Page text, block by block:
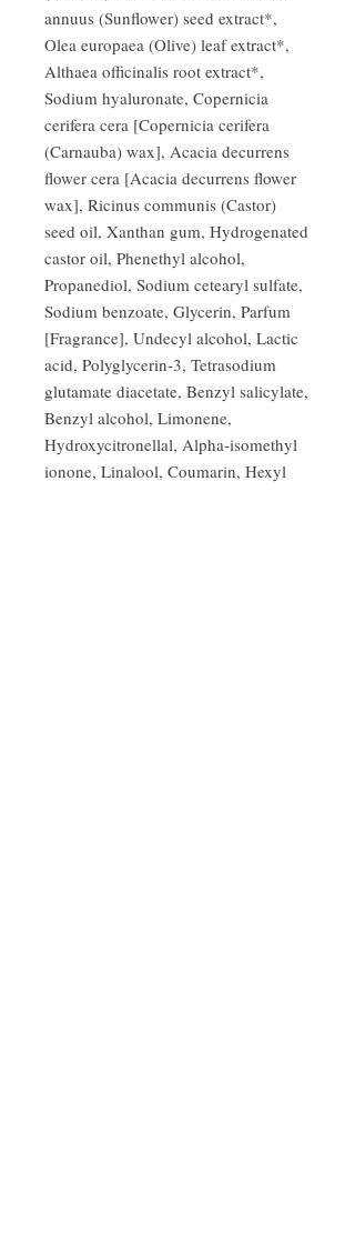
annuus (Sunflower) seed extract*,
Olea europaea (Olive) leaf extract*,
Althaea officinalis root extract*,
Sodium hyaluronate, Copernicia
cerifera cera [Copernicia cerifera
(Carnauba) wax], Acacia decurrens
flower cera [Acacia decurrens flower
wax], Ricinus communis (Castor)
seed oil, Xanthan gum, Hydrogenated
castor oil, Phenethyl alcohol,
Propanediol, Sodium cetearyl sulfate,
Sodium benzoate, Glycerin, Parfum
[Fragrance], Undecyl alcohol, Lactic
acid, Polyglycerin-3, Tetrasodium
glutamate diacetate, Benzyl salicylate,
Benzyl alcohol, Limonene,
Hydroxycitronellal, Alpha-isomethyl
ionone, Linalool, Coumarin, Hexyl